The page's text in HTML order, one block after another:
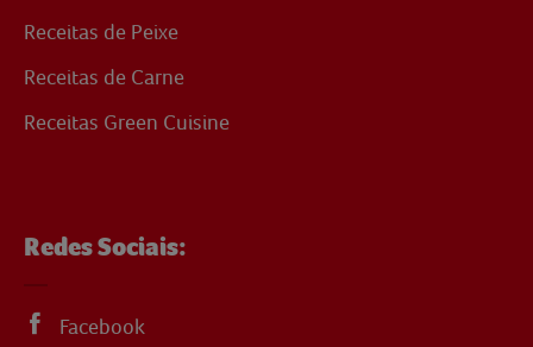
Receitas de Peixe
Receitas de Carne
Receitas Green Cuisine
Redes Sociais:
Facebook